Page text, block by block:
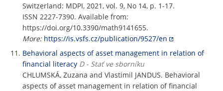
Switzerland: MDPI, 2021, vol. 9, No 14, p. 1-17.
ISSN 2227-7390. Available from:
https://doi.org/10.3390/math9141655.
More: https://is.vsfs.cz/publication/9527/en
Behavioral aspects of asset management in relation of
financial literacy D - Stať ve sborníku
CHLUMSKÁ, Zuzana and Vlastimil JANDUS. Behavioral
aspects of asset management in relation of financial